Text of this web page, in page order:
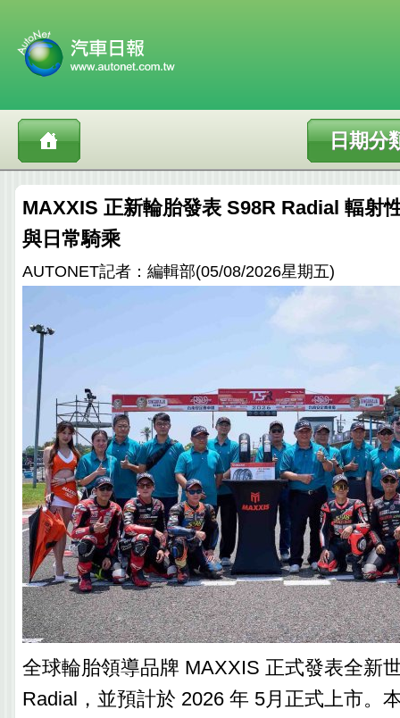
日期分
MAXXIS 正新輪胎發表 S98R Radial 輻射
與日常騎乘
AUTONET記者：編輯部(05/08/2026星期五)
全球輪胎領導品牌 MAXXIS 正式發表全新
Radial，並預計於 2026 年 5月正式上市。